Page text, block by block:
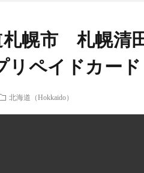
札幌市 札幌清
リペイドカー
北海道（Hokkaido）